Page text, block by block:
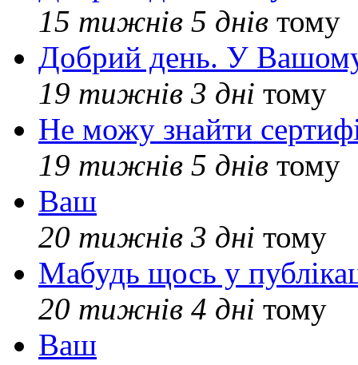
15 тижнів 5 днів тому
Добрий день. У Вашому
19 тижнів 3 дні тому
Не можу знайти
19 тижнів 5 днів тому
Ваш
20 тижнів 3 дні тому
Мабудь щось у
20 тижнів 4 дні тому
Ваш